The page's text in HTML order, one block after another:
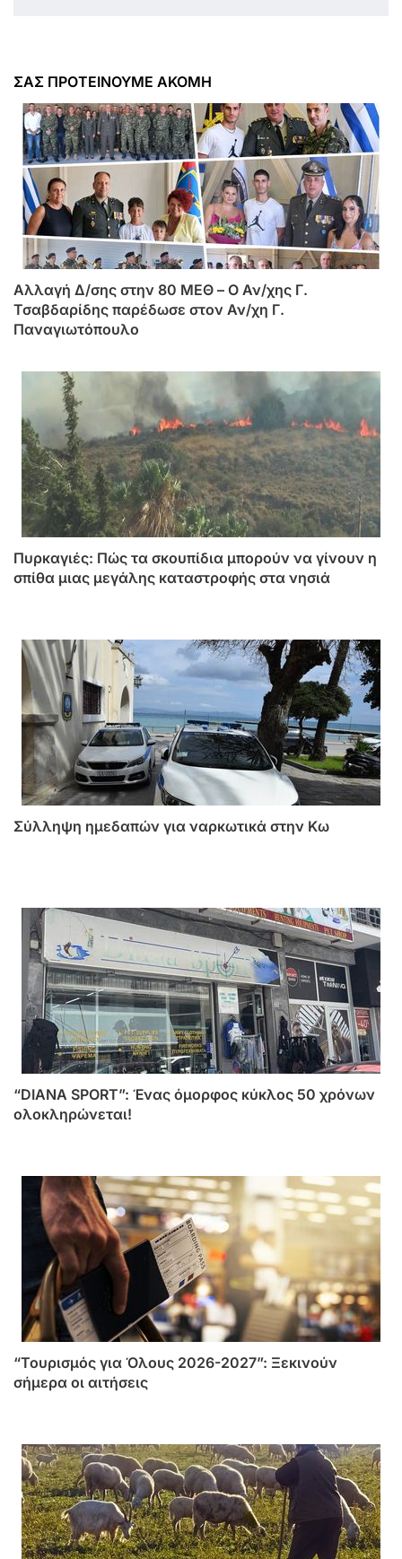
ΣΑΣ ΠΡΟΤΕΙΝΟΥΜΕ ΑΚΟΜΗ
Αλλαγή Δ/σης στην 80 ΜΕΘ – Ο Αν/χης Γ.
Τσαβδαρίδης παρέδωσε στον Αν/χη Γ.
Παναγιωτόπουλο
Πυρκαγιές: Πώς τα σκουπίδια μπορούν να γίνουν η
σπίθα μιας μεγάλης καταστροφής στα νησιά
Σύλληψη ημεδαπών για ναρκωτικά στην Κω
“DIANA SPORT”: Ένας όμορφος κύκλος 50 χρόνων
ολοκληρώνεται!
“Τουρισμός για Όλους 2026-2027”: Ξεκινούν
σήμερα οι αιτήσεις